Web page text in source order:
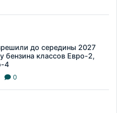
до середины 2027
бензина классов Евро-2,
4
0